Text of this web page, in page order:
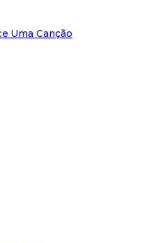
Uma Canção